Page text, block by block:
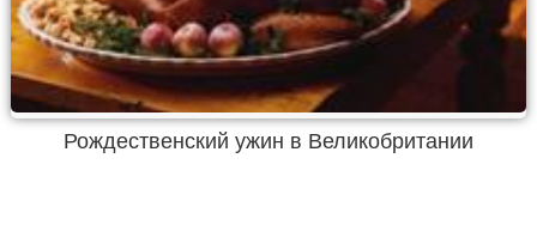
Рождественский ужин в Великобритании